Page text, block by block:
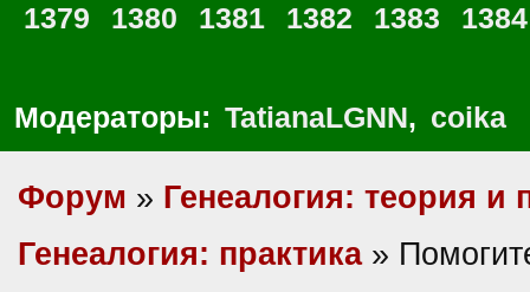
1379
1380 1381 1382 1383 1384
Модераторы: TatianaLGNN, coika
Форум » Генеалогия: теория и
Генеалогия: практика»